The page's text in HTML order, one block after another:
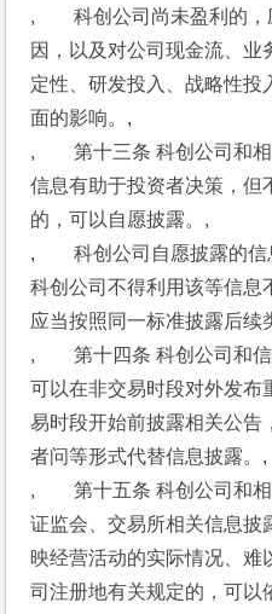
,　　科创公司尚未盈利的
因，以及对公司现金流、业
定性、研发投入、战略性投
面的影响。,
,　　第十三条 科创公司和
信息有助于投资者决策，但
的，可以自愿披露。,
,　　科创公司自愿披露的
科创公司不得利用该等信息
应当按照同一标准披露后续
,　　第十四条 科创公司和
可以在非交易时段对外发布
易时段开始前披露相关公告
者问等形式代替信息披露。,
,　　第十五条 科创公司和
证监会、交易所相关信息披
映经营活动的实际情况、难
司注册地有关规定的，可以